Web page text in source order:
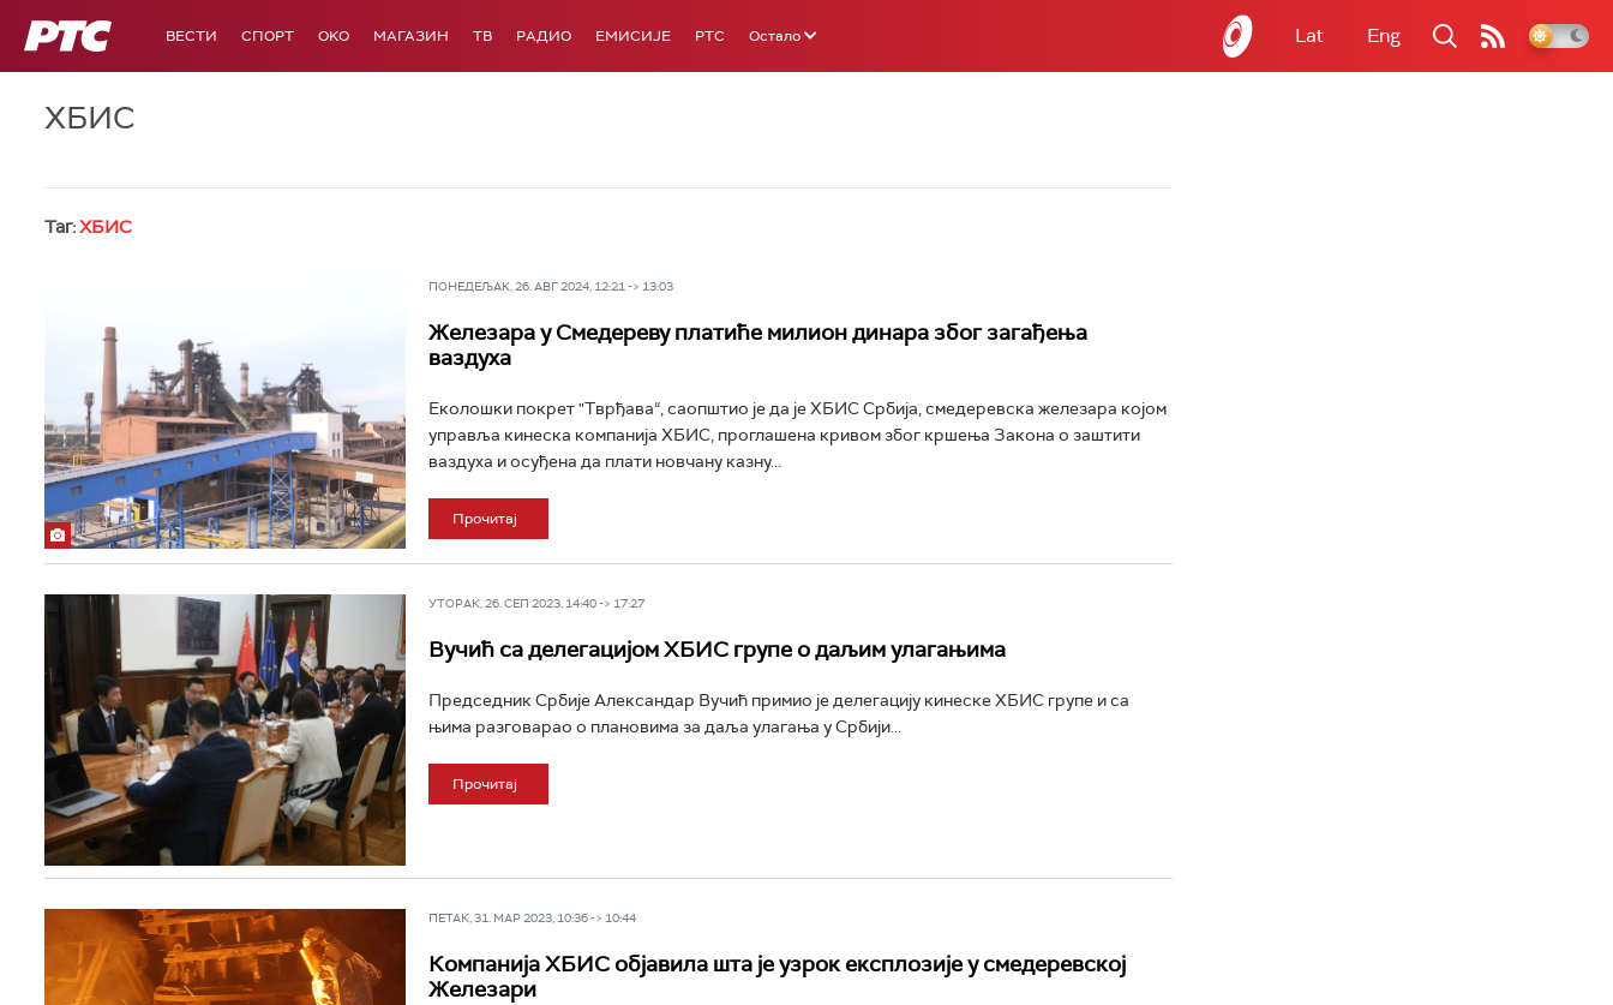
РТС ВЕСТИ СПОРТ OKO МАГАЗИН ТВ РАДИО ЕМИСИЈЕ РТС Остало Lat Eng
ХБИС
Таг:ХБИС
ПОНЕДЕЉАК, 26. АВГ 2024, 12:21 -> 13:03
Железара у Смедереву платиће милион динара због загађења
ваздуха
Еколошки покрет "Тврђава“, саопштио је да је ХБИС Србија, смедеревска железара којом
управља кинеска компанија ХБИС, проглашена кривом због кршења Закона о заштити
ваздуха и осуђена да плати новчану казну...
Прочитај
УТОРАК, 26. СЕП 2023, 14:40 -> 17:27
Вучић са делегацијом ХБИС групе о даљим улагањима
Председник Србије Александар Вучић примио је делегацију кинеске ХБИС групе и са
њима разговарао о плановима за даља улагања у Србији...
Прочитај
ПЕТАК, 31. МАР 2023, 10:36 -> 10:44
Компанија ХБИС објавила шта је узрок експлозије у смедеревској
Железари